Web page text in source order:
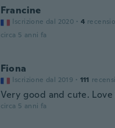
Francine
Iscrizione dal 2020 · 4
circa 5 anni fa
Fiona
Iscrizione dal 2019 · 111
Very good and cute. Love
circa 5 anni fa